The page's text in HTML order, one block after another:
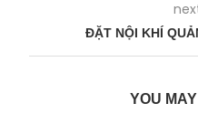
ĐẶT NỘI KHÍ
YOU